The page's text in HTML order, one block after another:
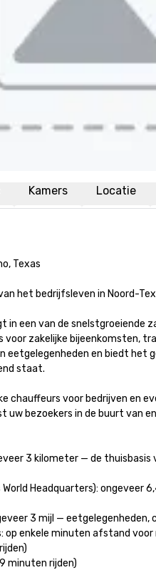
Kamers Locatie
Texas
het bedrijfsleven in Noord-
in een van de snelstgroeiende
voor zakelijke bijeenkomsten,
eetgelegenheden en biedt het
staat.
chauffeurs voor bedrijven en
uw bezoekers in de buurt van
3 kilometer — de
World Headquarters):
3 mijl —
op enkele minuten afstand
minuten rijden)